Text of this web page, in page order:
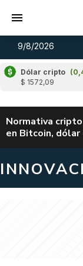
9/8/2026
Dólar cripto
$ 1572,09
Normativa
en Bitcoin,